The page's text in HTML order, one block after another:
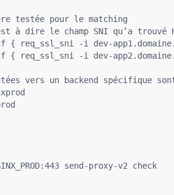
testée pour le matching
à dire le champ SNI qu’a trouvé
{ req_ssl_sni -i dev-
{ req_ssl_sni -i dev-
vers un backend spécifique
send-proxy-v2 check